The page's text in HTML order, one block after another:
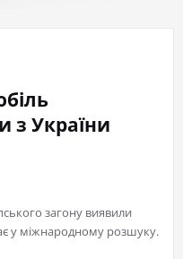
з України
загону виявили
у міжнародному розшуку.